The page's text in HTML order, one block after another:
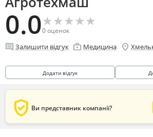
0.0★
★★
★★
★★
★★
★
0оценок
comment Залишити відгук enterprise Медицина location_on
Додати відгук
verified_user Ви представник компанії?